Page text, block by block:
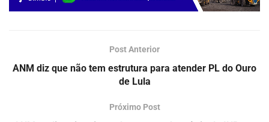
Post Anterior
ANM diz que não tem estrutura para atender PL do Ouro
de Lula
Próximo Post